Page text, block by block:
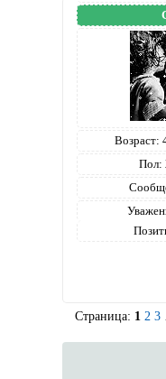
Возраст:
Пол:
Страница: 1 2 3